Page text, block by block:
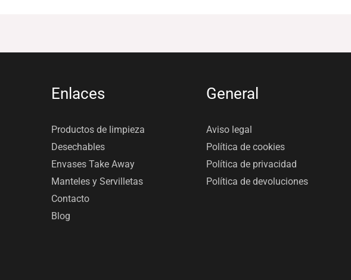
Enlaces
Productos de limpieza
Desechables
Envases Take Away
Manteles y Servilletas
Contacto
Blog
General
Aviso legal
Política de cookies
Política de privacidad
Política de devoluciones